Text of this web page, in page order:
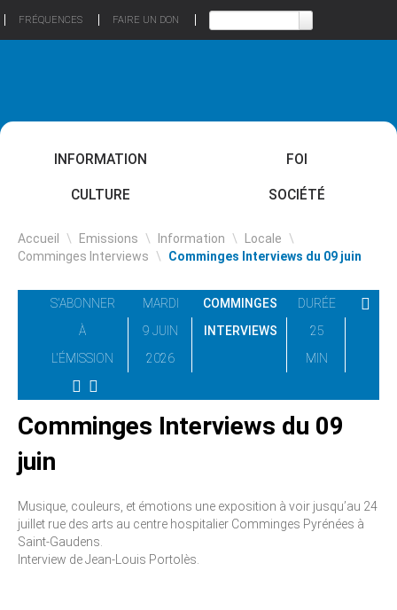
FRÉQUENCES FAIRE UN DON
INFORMATION FOI
CULTURE SOCIÉTÉ
Accueil \ Emissions \ Information \ Locale \
Comminges Interviews \ Comminges Interviews du 09 juin
S'ABONNER
À
L'ÉMISSION
MARDI
9 JUIN
2026
COMMINGES
INTERVIEWS
DURÉE
25
MIN
Comminges Interviews du 09
juin
Musique, couleurs, et émotions une exposition à voir jusqu’au 24
juillet rue des arts au centre hospitalier Comminges Pyrénées à
Saint-Gaudens.
Interview de Jean-Louis Portolès.